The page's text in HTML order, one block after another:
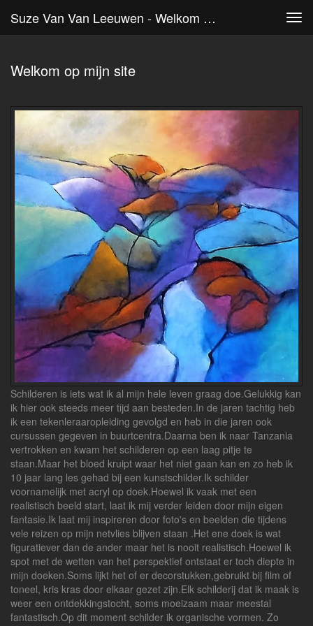
Suze Van Van Leeuwen - Welkom Op Mijn Site
Welkom op mijn site
Schilderen is iets wat ik al mijn hele leven graag doe.Gelukkig kan
ik hier ook steeds meer tijd aan besteden.In de jaren tachtig heb
ik een tekenleraaropleiding gevolgd en heb in die jaren ook
cursussen gegeven in buurtcentra.Daarna ben ik naar Tanzania
vertrokken en kwam het schilderen op een laag pitje te
staan.Maar het bloed kruipt waar het niet gaan kan en zo heb ik
10 jaar lang les gehad bij een kunstschilder.Ik schilder
voornamelijk met acryl op doek.Hoewel ik vaak met een
realistisch beeld start, laat ik mij verder leiden door mijn eigen
fantasie.Ik laat mij inspireren door foto's en beelden die tijdens
vele reizen op mijn netvlies blijven staan .Het ene doek is wat
figuratiever dan de ander maar het is nooit realistisch.Hoewel ik
spot met de wetten van het perspektief ontstaat er toch diepte in
mijn doeken.Soms lijkt het of er decorstukken,gebruikt bij film of
toneel, kris kras door elkaar gezet zijn.Elk schilderij dat ik maak is
weer een ontdekkingstocht, soms moeizaam maar meestal
fantastisch.Op dit moment schilder ik organische vormen. Zo